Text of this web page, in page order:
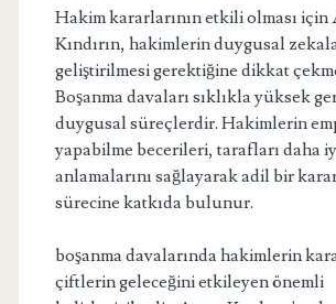
Hakim kararlarının etkili olması için
Kındırın, hakimlerin duygusal
geliştirilmesi gerektiğine dikkat
Boşanma davaları sıklıkla yüksek
duygusal süreçlerdir. Hakimlerin
yapabilme becerileri, tarafları daha
anlamalarını sağlayarak adil bir
sürecine katkıda bulunur.
boşanma davalarında hakimlerin
çiftlerin geleceğini etkileyen önemli